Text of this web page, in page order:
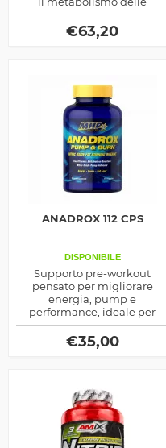
proteine e la sintesi di L-
arginina, migliorando
performance atletica e
senza riempitivi.
€63,20
ANADROX 112 CPS
DISPONIBILE
Supporto pre-workout
pensato per migliorare
energia, pump e
performance, ideale per
definizione e resistenza.
€35,00